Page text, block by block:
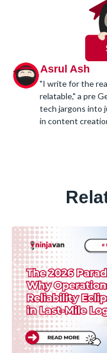
Asrul Ash
"I write for the
relatable," a pre
tech jargons into
in content